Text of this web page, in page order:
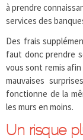
à prendre
services des
Des frais
faut donc prendre
vous sont remis
mauvaises
fonctionne de la
les murs en moins.
Un risque